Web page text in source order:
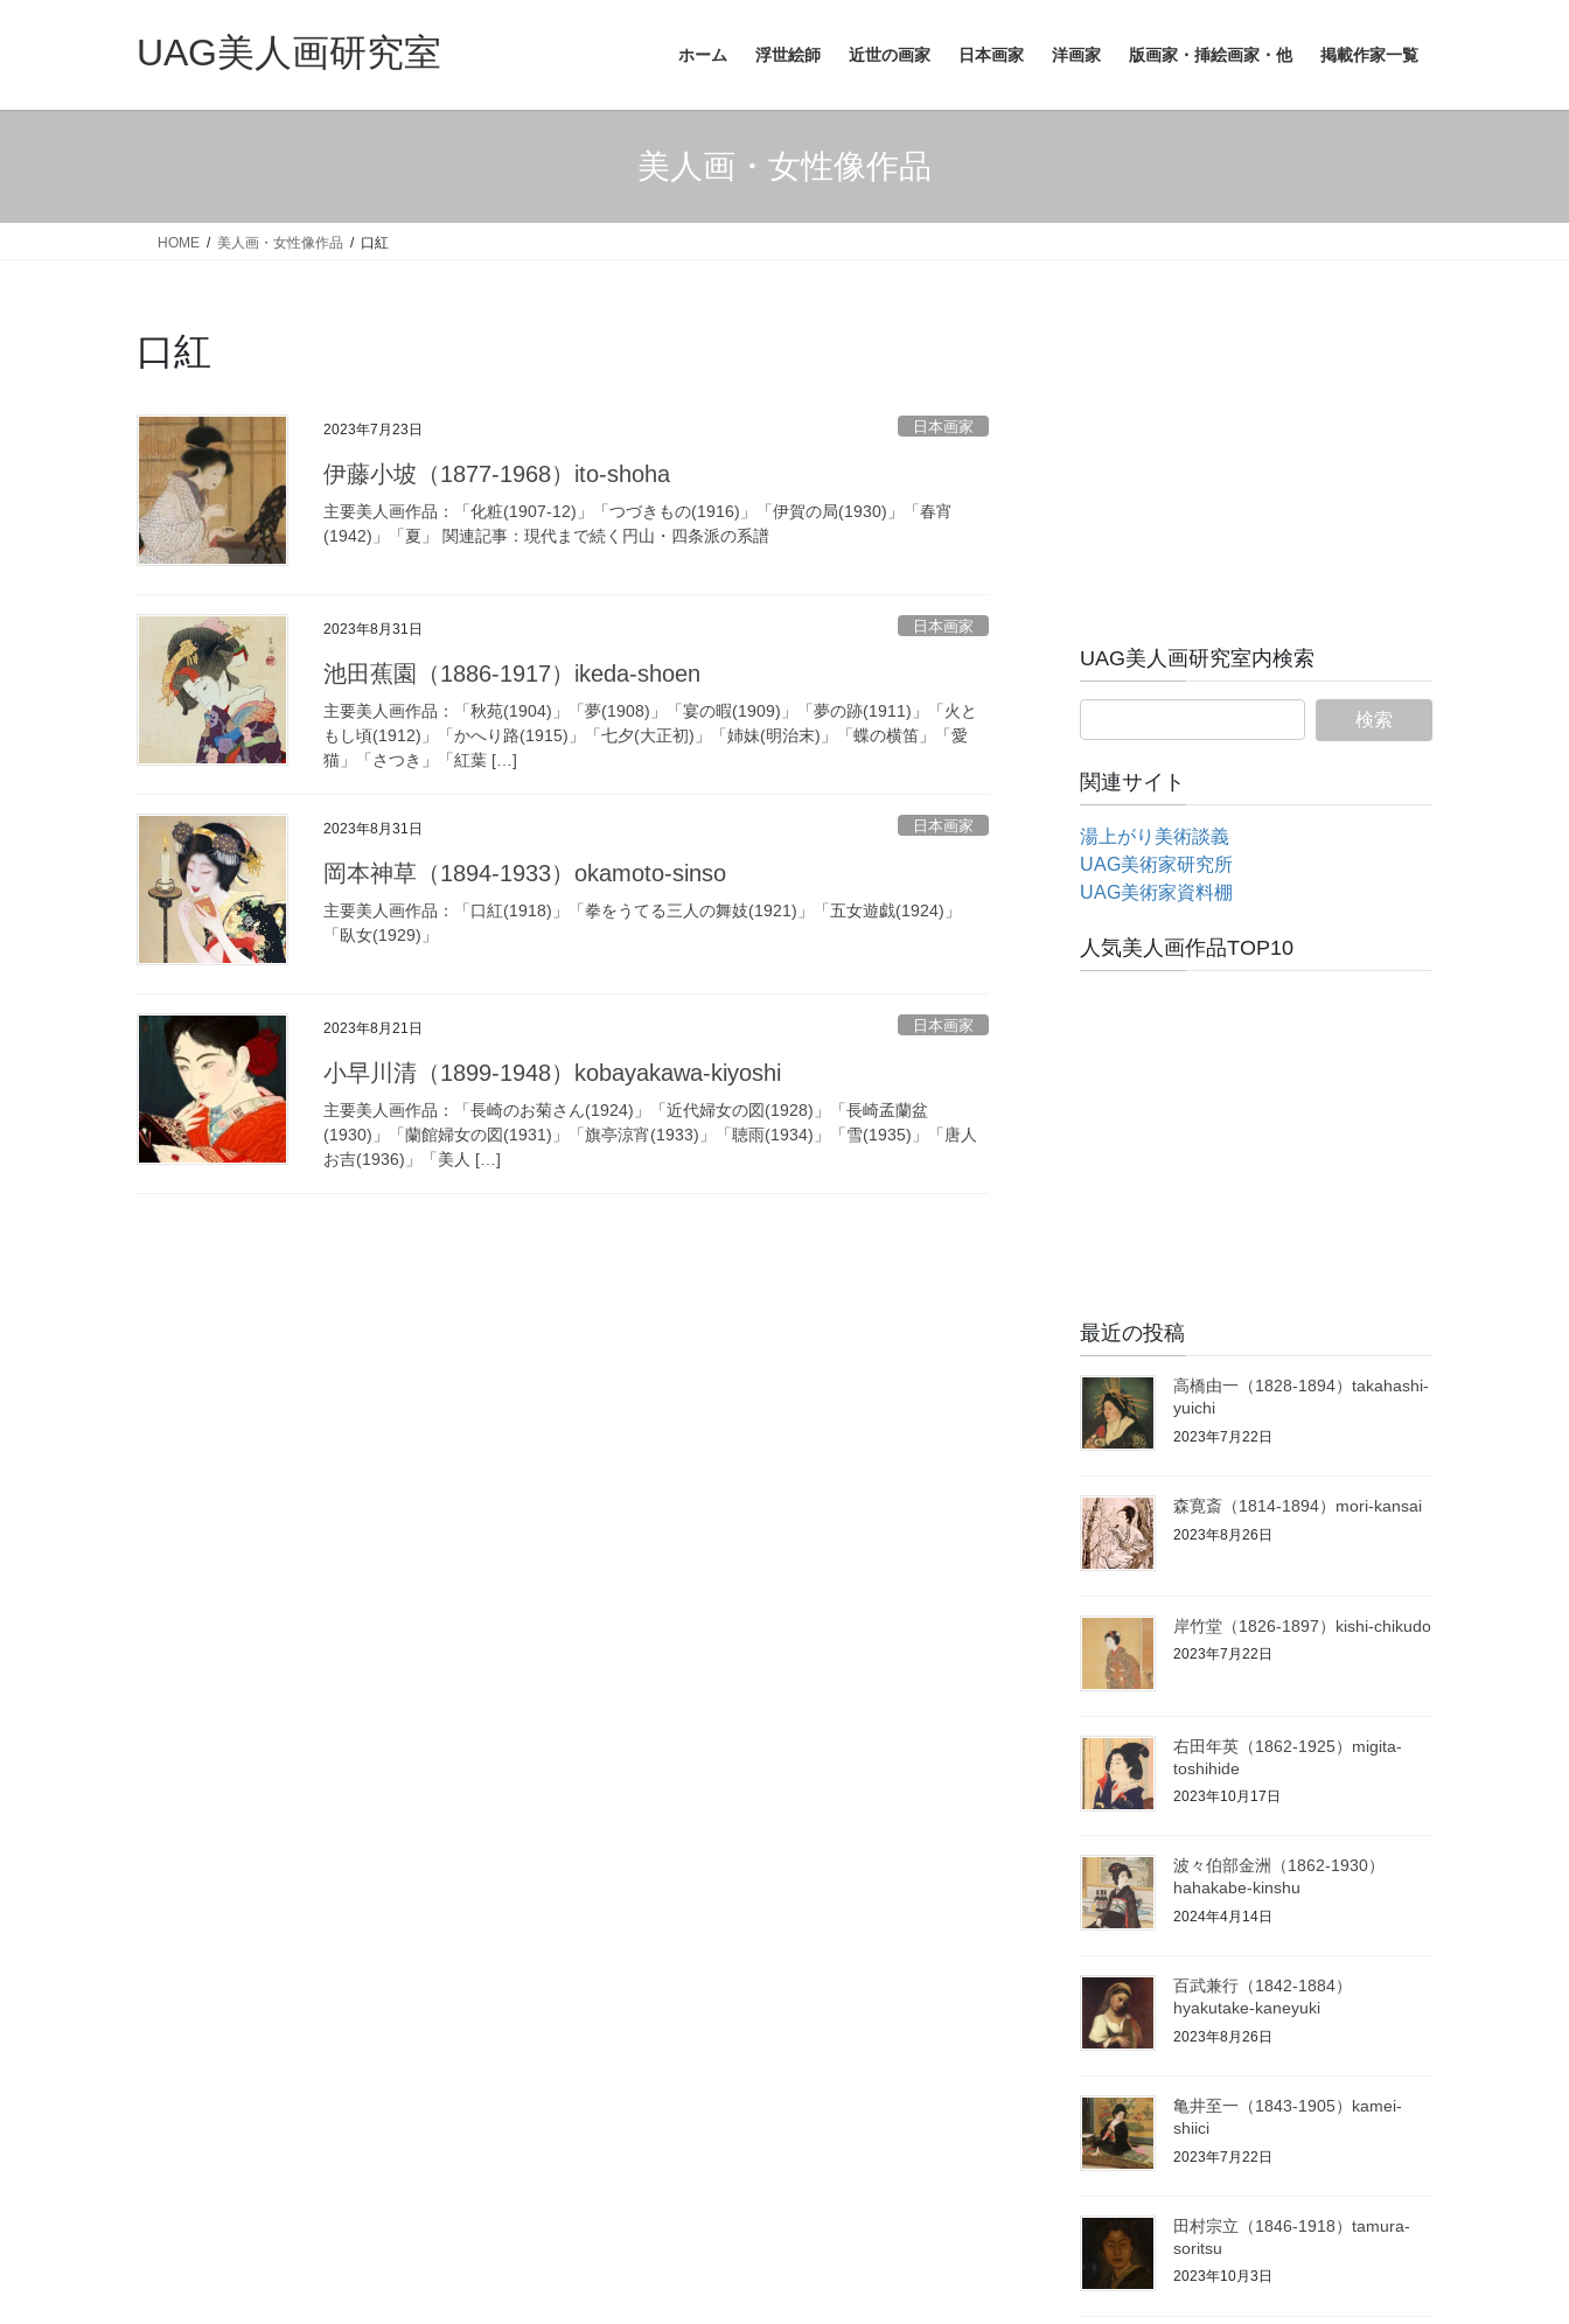
UAG美人画研究室 ホーム 浮世絵師 近世の画家 日本画家 洋画家 版画家・挿絵画家・他 掲載作家一覧
美人画・女性像作品
HOME 美人画・女性像作品 口紅
口紅
2023年7月23日 日本画家
伊藤小坡（1877-1968）ito-shoha
主要美人画作品：「化粧(1907-12)」「つづきもの(1916)」「伊賀の局(1930)」「春宵
(1942)」「夏」 関連記事：現代まで続く円山・四条派の系譜
2023年8月31日 日本画家
池田蕉園（1886-1917）ikeda-shoen
主要美人画作品：「秋苑(1904)」「夢(1908)」「宴の暇(1909)」「夢の跡(1911)」「火と
もし頃(1912)」「かへり路(1915)」「七夕(大正初)」「姉妹(明治末)」「蝶の横笛」「愛
猫」「さつき」「紅葉 […]
2023年8月31日 日本画家
岡本神草（1894-1933）okamoto-sinso
主要美人画作品：「口紅(1918)」「拳をうてる三人の舞妓(1921)」「五女遊戯(1924)」
「臥女(1929)」
2023年8月21日 日本画家
小早川清（1899-1948）kobayakawa-kiyoshi
主要美人画作品：「長崎のお菊さん(1924)」「近代婦女の図(1928)」「長崎孟蘭盆
(1930)」「蘭館婦女の図(1931)」「旗亭涼宵(1933)」「聴雨(1934)」「雪(1935)」「唐人
お吉(1936)」「美人 […]
UAG美人画研究室内検索
関連サイト
湯上がり美術談義
UAG美術家研究所
UAG美術家資料棚
人気美人画作品TOP10
最近の投稿
高橋由一（1828-1894）takahashi-
yuichi
2023年7月22日
森寛斎（1814-1894）mori-kansai
2023年8月26日
岸竹堂（1826-1897）kishi-chikudo
2023年7月22日
右田年英（1862-1925）migita-
toshihide
2023年10月17日
波々伯部金洲（1862-1930）
hahakabe-kinshu
2024年4月14日
百武兼行（1842-1884）
hyakutake-kaneyuki
2023年8月26日
亀井至一（1843-1905）kamei-
shiici
2023年7月22日
田村宗立（1846-1918）tamura-
soritsu
2023年10月3日